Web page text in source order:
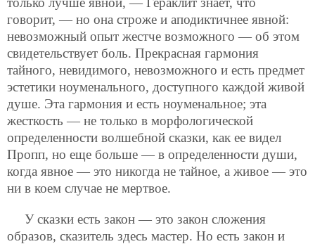
говорит, — но она строже и аподиктичнее явной:
невозможный опыт жестче возможного — об этом
свидетельствует боль. Прекрасная гармония
тайного, невидимого, невозможного и есть предмет
эстетики ноуменального, доступного каждой живой
душе. Эта гармония и есть ноуменальное; эта
жесткость — не только в морфологической
определенности волшебной сказки, как ее видел
Пропп, но еще больше — в определенности души,
когда явное — это никогда не тайное, а живое — это
ни в коем случае не мертвое.
У сказки есть закон — это закон сложения
образов, сказитель здесь мастер. Но есть закон и